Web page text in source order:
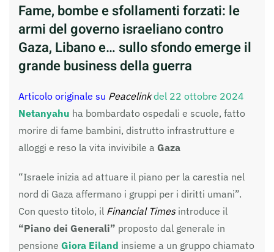
Fame, bombe e sfollamenti forzati: le
armi del governo israeliano contro
Gaza, Libano e… sullo sfondo emerge il
grande business della guerra
Articolo originale su Peacelinkdel 22 ottobre 2024
Netanyahu ha bombardato ospedali e scuole, fatto
morire di fame bambini, distrutto infrastrutture e
alloggi e reso la vita invivibile a Gaza
“Israele inizia ad attuare il piano per la carestia nel
nord di Gaza affermano i gruppi per i diritti umani”.
Con questo titolo, il Financial Timesintroduce il
“Piano dei Generali” proposto dal generale in
pensione Giora Eiland insieme a un gruppo chiamato